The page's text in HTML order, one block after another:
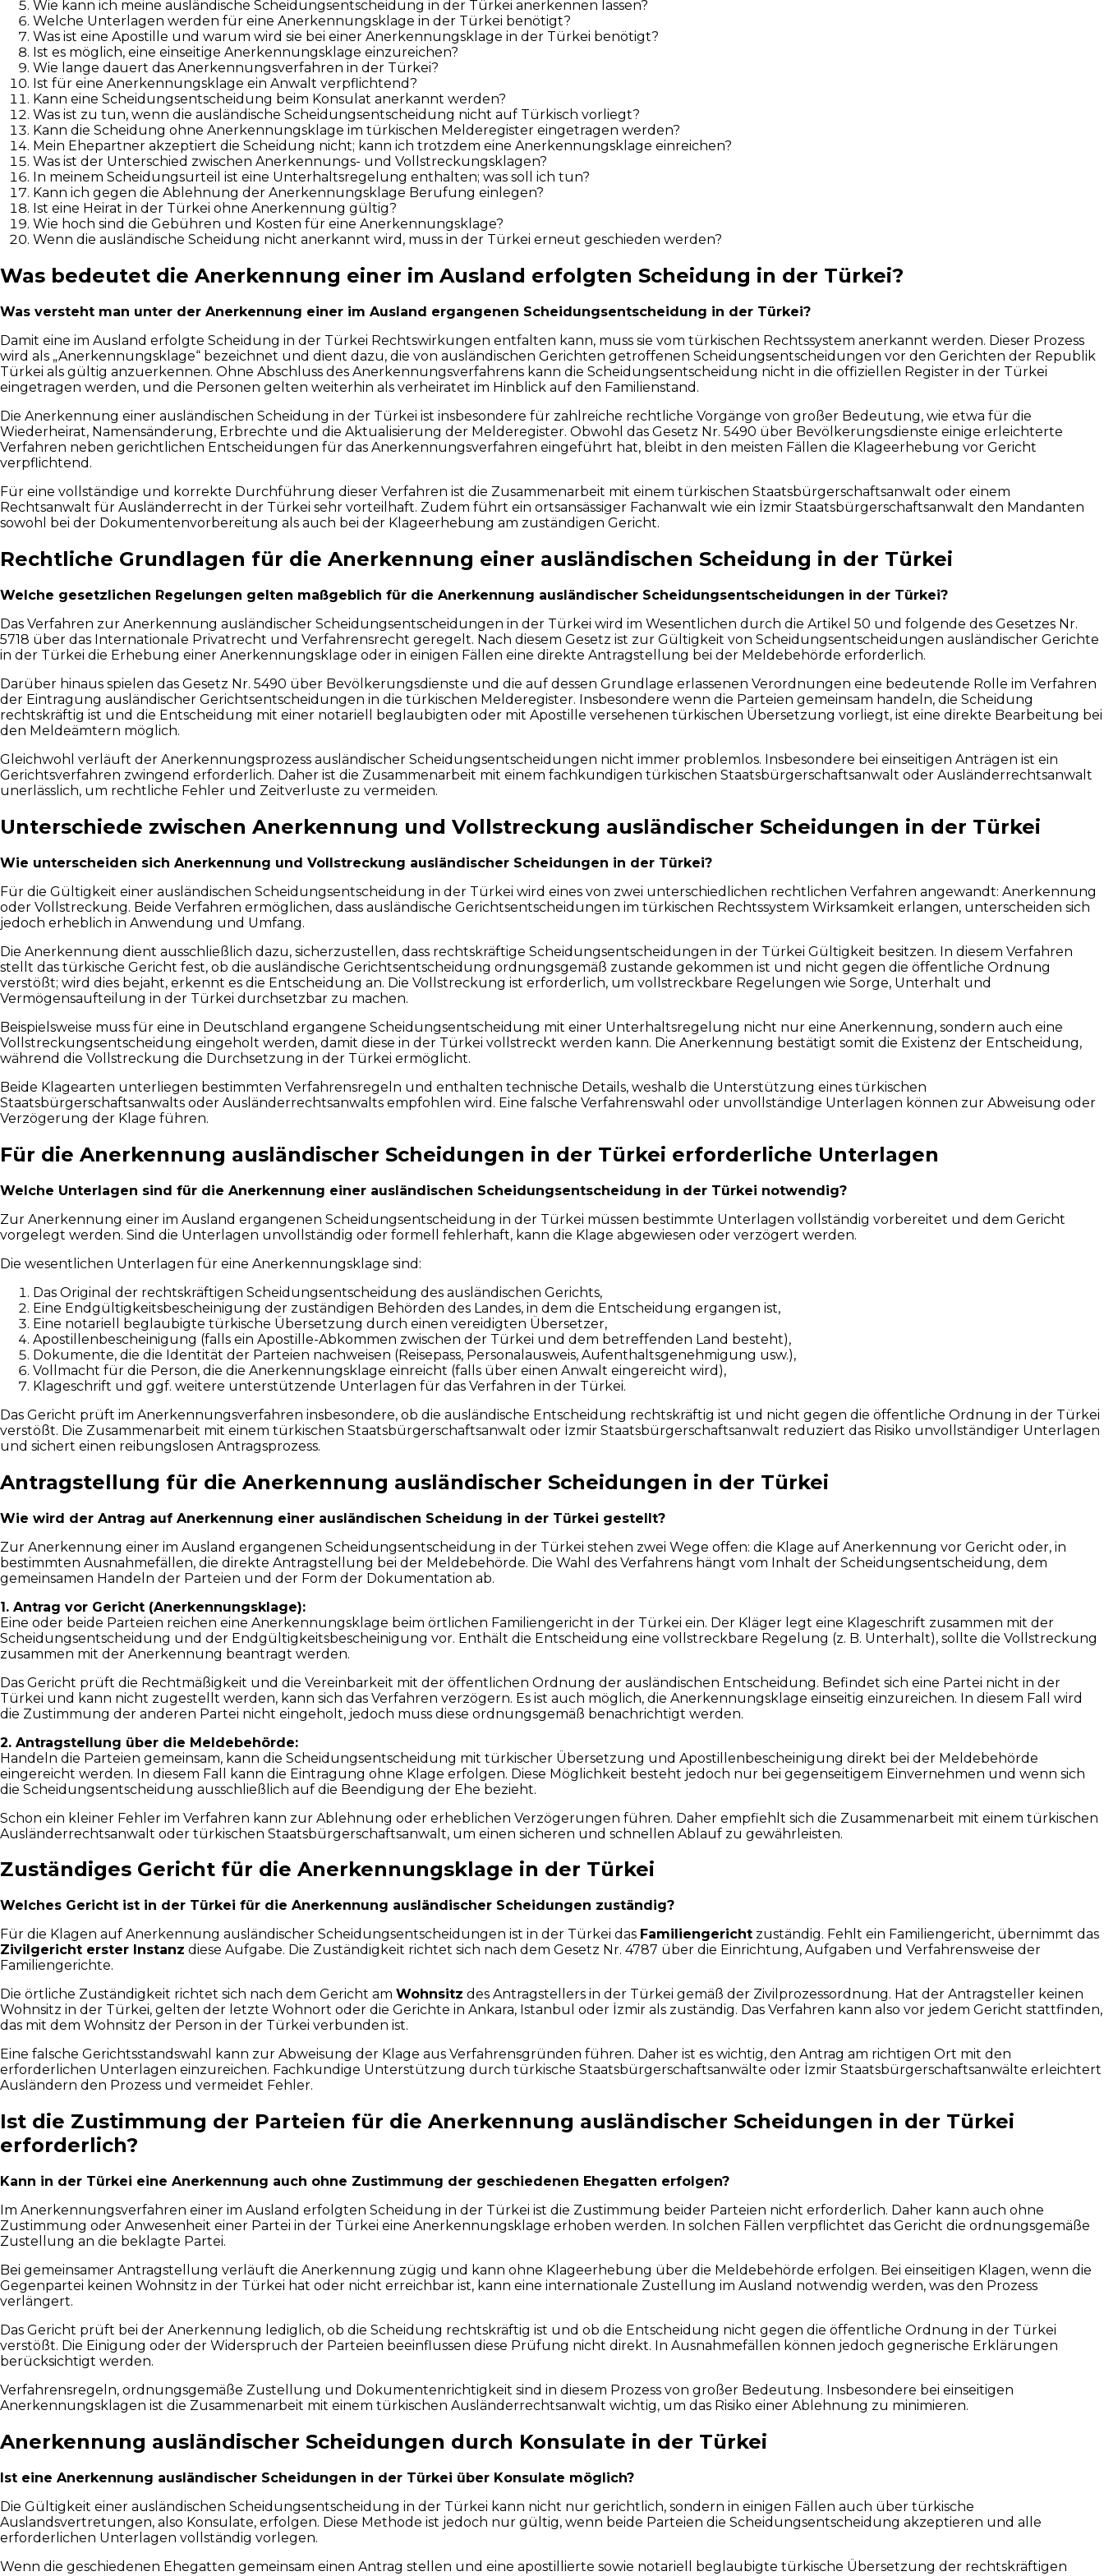
Wie kann ich meine ausländische Scheidungsentscheidung in der Türkei anerkennen lassen?
Welche Unterlagen werden für eine Anerkennungsklage in der Türkei benötigt?
Was ist eine Apostille und warum wird sie bei einer Anerkennungsklage in der Türkei benötigt?
Ist es möglich, eine einseitige Anerkennungsklage einzureichen?
Wie lange dauert das Anerkennungsverfahren in der Türkei?
Ist für eine Anerkennungsklage ein Anwalt verpflichtend?
Kann eine Scheidungsentscheidung beim Konsulat anerkannt werden?
Was ist zu tun, wenn die ausländische Scheidungsentscheidung nicht auf Türkisch vorliegt?
Kann die Scheidung ohne Anerkennungsklage im türkischen Melderegister eingetragen werden?
Mein Ehepartner akzeptiert die Scheidung nicht; kann ich trotzdem eine Anerkennungsklage einreichen?
Was ist der Unterschied zwischen Anerkennungs- und Vollstreckungsklagen?
In meinem Scheidungsurteil ist eine Unterhaltsregelung enthalten; was soll ich tun?
Kann ich gegen die Ablehnung der Anerkennungsklage Berufung einlegen?
Ist eine Heirat in der Türkei ohne Anerkennung gültig?
Wie hoch sind die Gebühren und Kosten für eine Anerkennungsklage?
Wenn die ausländische Scheidung nicht anerkannt wird, muss in der Türkei erneut geschieden werden?
Was bedeutet die Anerkennung einer im Ausland erfolgten Scheidung in der Türkei?
Was versteht man unter der Anerkennung einer im Ausland ergangenen Scheidungsentscheidung in der Türkei?
Damit eine im Ausland erfolgte Scheidung in der Türkei Rechtswirkungen entfalten kann, muss sie vom türkischen Rechtssystem anerkannt werden. Dieser Prozess
wird als „Anerkennungsklage“ bezeichnet und dient dazu, die von ausländischen Gerichten getroffenen Scheidungsentscheidungen vor den Gerichten der Republik
Türkei als gültig anzuerkennen. Ohne Abschluss des Anerkennungsverfahrens kann die Scheidungsentscheidung nicht in die offiziellen Register in der Türkei
eingetragen werden, und die Personen gelten weiterhin als verheiratet im Hinblick auf den Familienstand.
Die Anerkennung einer ausländischen Scheidung in der Türkei ist insbesondere für zahlreiche rechtliche Vorgänge von großer Bedeutung, wie etwa für die
Wiederheirat, Namensänderung, Erbrechte und die Aktualisierung der Melderegister. Obwohl das Gesetz Nr. 5490 über Bevölkerungsdienste einige erleichterte
Verfahren neben gerichtlichen Entscheidungen für das Anerkennungsverfahren eingeführt hat, bleibt in den meisten Fällen die Klageerhebung vor Gericht
verpflichtend.
Für eine vollständige und korrekte Durchführung dieser Verfahren ist die Zusammenarbeit mit einem türkischen Staatsbürgerschaftsanwalt oder einem
Rechtsanwalt für Ausländerrecht in der Türkei sehr vorteilhaft. Zudem führt ein ortsansässiger Fachanwalt wie ein İzmir Staatsbürgerschaftsanwalt den Mandanten
sowohl bei der Dokumentenvorbereitung als auch bei der Klageerhebung am zuständigen Gericht.
Rechtliche Grundlagen für die Anerkennung einer ausländischen Scheidung in der Türkei
Welche gesetzlichen Regelungen gelten maßgeblich für die Anerkennung ausländischer Scheidungsentscheidungen in der Türkei?
Das Verfahren zur Anerkennung ausländischer Scheidungsentscheidungen in der Türkei wird im Wesentlichen durch die Artikel 50 und folgende des Gesetzes Nr.
5718 über das Internationale Privatrecht und Verfahrensrecht geregelt. Nach diesem Gesetz ist zur Gültigkeit von Scheidungsentscheidungen ausländischer Gerichte
in der Türkei die Erhebung einer Anerkennungsklage oder in einigen Fällen eine direkte Antragstellung bei der Meldebehörde erforderlich.
Darüber hinaus spielen das Gesetz Nr. 5490 über Bevölkerungsdienste und die auf dessen Grundlage erlassenen Verordnungen eine bedeutende Rolle im Verfahren
der Eintragung ausländischer Gerichtsentscheidungen in die türkischen Melderegister. Insbesondere wenn die Parteien gemeinsam handeln, die Scheidung
rechtskräftig ist und die Entscheidung mit einer notariell beglaubigten oder mit Apostille versehenen türkischen Übersetzung vorliegt, ist eine direkte Bearbeitung bei
den Meldeämtern möglich.
Gleichwohl verläuft der Anerkennungsprozess ausländischer Scheidungsentscheidungen nicht immer problemlos. Insbesondere bei einseitigen Anträgen ist ein
Gerichtsverfahren zwingend erforderlich. Daher ist die Zusammenarbeit mit einem fachkundigen türkischen Staatsbürgerschaftsanwalt oder Ausländerrechtsanwalt
unerlässlich, um rechtliche Fehler und Zeitverluste zu vermeiden.
Unterschiede zwischen Anerkennung und Vollstreckung ausländischer Scheidungen in der Türkei
Wie unterscheiden sich Anerkennung und Vollstreckung ausländischer Scheidungen in der Türkei?
Für die Gültigkeit einer ausländischen Scheidungsentscheidung in der Türkei wird eines von zwei unterschiedlichen rechtlichen Verfahren angewandt: Anerkennung
oder Vollstreckung. Beide Verfahren ermöglichen, dass ausländische Gerichtsentscheidungen im türkischen Rechtssystem Wirksamkeit erlangen, unterscheiden sich
jedoch erheblich in Anwendung und Umfang.
Die Anerkennung dient ausschließlich dazu, sicherzustellen, dass rechtskräftige Scheidungsentscheidungen in der Türkei Gültigkeit besitzen. In diesem Verfahren
stellt das türkische Gericht fest, ob die ausländische Gerichtsentscheidung ordnungsgemäß zustande gekommen ist und nicht gegen die öffentliche Ordnung
verstößt; wird dies bejaht, erkennt es die Entscheidung an. Die Vollstreckung ist erforderlich, um vollstreckbare Regelungen wie Sorge, Unterhalt und
Vermögensaufteilung in der Türkei durchsetzbar zu machen.
Beispielsweise muss für eine in Deutschland ergangene Scheidungsentscheidung mit einer Unterhaltsregelung nicht nur eine Anerkennung, sondern auch eine
Vollstreckungsentscheidung eingeholt werden, damit diese in der Türkei vollstreckt werden kann. Die Anerkennung bestätigt somit die Existenz der Entscheidung,
während die Vollstreckung die Durchsetzung in der Türkei ermöglicht.
Beide Klagearten unterliegen bestimmten Verfahrensregeln und enthalten technische Details, weshalb die Unterstützung eines türkischen
Staatsbürgerschaftsanwalts oder Ausländerrechtsanwalts empfohlen wird. Eine falsche Verfahrenswahl oder unvollständige Unterlagen können zur Abweisung oder
Verzögerung der Klage führen.
Für die Anerkennung ausländischer Scheidungen in der Türkei erforderliche Unterlagen
Welche Unterlagen sind für die Anerkennung einer ausländischen Scheidungsentscheidung in der Türkei notwendig?
Zur Anerkennung einer im Ausland ergangenen Scheidungsentscheidung in der Türkei müssen bestimmte Unterlagen vollständig vorbereitet und dem Gericht
vorgelegt werden. Sind die Unterlagen unvollständig oder formell fehlerhaft, kann die Klage abgewiesen oder verzögert werden.
Die wesentlichen Unterlagen für eine Anerkennungsklage sind:
Das Original der rechtskräftigen Scheidungsentscheidung des ausländischen Gerichts,
Eine Endgültigkeitsbescheinigung der zuständigen Behörden des Landes, in dem die Entscheidung ergangen ist,
Eine notariell beglaubigte türkische Übersetzung durch einen vereidigten Übersetzer,
Apostillenbescheinigung (falls ein Apostille-Abkommen zwischen der Türkei und dem betreffenden Land besteht),
Dokumente, die die Identität der Parteien nachweisen (Reisepass, Personalausweis, Aufenthaltsgenehmigung usw.),
Vollmacht für die Person, die die Anerkennungsklage einreicht (falls über einen Anwalt eingereicht wird),
Klageschrift und ggf. weitere unterstützende Unterlagen für das Verfahren in der Türkei.
Das Gericht prüft im Anerkennungsverfahren insbesondere, ob die ausländische Entscheidung rechtskräftig ist und nicht gegen die öffentliche Ordnung in der Türkei
verstößt. Die Zusammenarbeit mit einem türkischen Staatsbürgerschaftsanwalt oder İzmir Staatsbürgerschaftsanwalt reduziert das Risiko unvollständiger Unterlagen
und sichert einen reibungslosen Antragsprozess.
Antragstellung für die Anerkennung ausländischer Scheidungen in der Türkei
Wie wird der Antrag auf Anerkennung einer ausländischen Scheidung in der Türkei gestellt?
Zur Anerkennung einer im Ausland ergangenen Scheidungsentscheidung in der Türkei stehen zwei Wege offen: die Klage auf Anerkennung vor Gericht oder, in
bestimmten Ausnahmefällen, die direkte Antragstellung bei der Meldebehörde. Die Wahl des Verfahrens hängt vom Inhalt der Scheidungsentscheidung, dem
gemeinsamen Handeln der Parteien und der Form der Dokumentation ab.
1. Antrag vor Gericht (Anerkennungsklage):
Eine oder beide Parteien reichen eine Anerkennungsklage beim örtlichen Familiengericht in der Türkei ein. Der Kläger legt eine Klageschrift zusammen mit der
Scheidungsentscheidung und der Endgültigkeitsbescheinigung vor. Enthält die Entscheidung eine vollstreckbare Regelung (z. B. Unterhalt), sollte die Vollstreckung
zusammen mit der Anerkennung beantragt werden.
Das Gericht prüft die Rechtmäßigkeit und die Vereinbarkeit mit der öffentlichen Ordnung der ausländischen Entscheidung. Befindet sich eine Partei nicht in der
Türkei und kann nicht zugestellt werden, kann sich das Verfahren verzögern. Es ist auch möglich, die Anerkennungsklage einseitig einzureichen. In diesem Fall wird
die Zustimmung der anderen Partei nicht eingeholt, jedoch muss diese ordnungsgemäß benachrichtigt werden.
2. Antragstellung über die Meldebehörde:
Handeln die Parteien gemeinsam, kann die Scheidungsentscheidung mit türkischer Übersetzung und Apostillenbescheinigung direkt bei der Meldebehörde
eingereicht werden. In diesem Fall kann die Eintragung ohne Klage erfolgen. Diese Möglichkeit besteht jedoch nur bei gegenseitigem Einvernehmen und wenn sich
die Scheidungsentscheidung ausschließlich auf die Beendigung der Ehe bezieht.
Schon ein kleiner Fehler im Verfahren kann zur Ablehnung oder erheblichen Verzögerungen führen. Daher empfiehlt sich die Zusammenarbeit mit einem türkischen
Ausländerrechtsanwalt oder türkischen Staatsbürgerschaftsanwalt, um einen sicheren und schnellen Ablauf zu gewährleisten.
Zuständiges Gericht für die Anerkennungsklage in der Türkei
Welches Gericht ist in der Türkei für die Anerkennung ausländischer Scheidungen zuständig?
Für die Klagen auf Anerkennung ausländischer Scheidungsentscheidungen ist in der Türkei das Familiengericht zuständig. Fehlt ein Familiengericht, übernimmt das
Zivilgericht erster Instanz diese Aufgabe. Die Zuständigkeit richtet sich nach dem Gesetz Nr. 4787 über die Einrichtung, Aufgaben und Verfahrensweise der
Familiengerichte.
Die örtliche Zuständigkeit richtet sich nach dem Gericht am Wohnsitz des Antragstellers in der Türkei gemäß der Zivilprozessordnung. Hat der Antragsteller keinen
Wohnsitz in der Türkei, gelten der letzte Wohnort oder die Gerichte in Ankara, Istanbul oder İzmir als zuständig. Das Verfahren kann also vor jedem Gericht stattfinden,
das mit dem Wohnsitz der Person in der Türkei verbunden ist.
Eine falsche Gerichtsstandswahl kann zur Abweisung der Klage aus Verfahrensgründen führen. Daher ist es wichtig, den Antrag am richtigen Ort mit den
erforderlichen Unterlagen einzureichen. Fachkundige Unterstützung durch türkische Staatsbürgerschaftsanwälte oder İzmir Staatsbürgerschaftsanwälte erleichtert
Ausländern den Prozess und vermeidet Fehler.
Ist die Zustimmung der Parteien für die Anerkennung ausländischer Scheidungen in der Türkei
erforderlich?
Kann in der Türkei eine Anerkennung auch ohne Zustimmung der geschiedenen Ehegatten erfolgen?
Im Anerkennungsverfahren einer im Ausland erfolgten Scheidung in der Türkei ist die Zustimmung beider Parteien nicht erforderlich. Daher kann auch ohne
Zustimmung oder Anwesenheit einer Partei in der Türkei eine Anerkennungsklage erhoben werden. In solchen Fällen verpflichtet das Gericht die ordnungsgemäße
Zustellung an die beklagte Partei.
Bei gemeinsamer Antragstellung verläuft die Anerkennung zügig und kann ohne Klageerhebung über die Meldebehörde erfolgen. Bei einseitigen Klagen, wenn die
Gegenpartei keinen Wohnsitz in der Türkei hat oder nicht erreichbar ist, kann eine internationale Zustellung im Ausland notwendig werden, was den Prozess
verlängert.
Das Gericht prüft bei der Anerkennung lediglich, ob die Scheidung rechtskräftig ist und ob die Entscheidung nicht gegen die öffentliche Ordnung in der Türkei
verstößt. Die Einigung oder der Widerspruch der Parteien beeinflussen diese Prüfung nicht direkt. In Ausnahmefällen können jedoch gegnerische Erklärungen
berücksichtigt werden.
Verfahrensregeln, ordnungsgemäße Zustellung und Dokumentenrichtigkeit sind in diesem Prozess von großer Bedeutung. Insbesondere bei einseitigen
Anerkennungsklagen ist die Zusammenarbeit mit einem türkischen Ausländerrechtsanwalt wichtig, um das Risiko einer Ablehnung zu minimieren.
Anerkennung ausländischer Scheidungen durch Konsulate in der Türkei
Ist eine Anerkennung ausländischer Scheidungen in der Türkei über Konsulate möglich?
Die Gültigkeit einer ausländischen Scheidungsentscheidung in der Türkei kann nicht nur gerichtlich, sondern in einigen Fällen auch über türkische
Auslandsvertretungen, also Konsulate, erfolgen. Diese Methode ist jedoch nur gültig, wenn beide Parteien die Scheidungsentscheidung akzeptieren und alle
erforderlichen Unterlagen vollständig vorlegen.
Wenn die geschiedenen Ehegatten gemeinsam einen Antrag stellen und eine apostillierte sowie notariell beglaubigte türkische Übersetzung der rechtskräftigen